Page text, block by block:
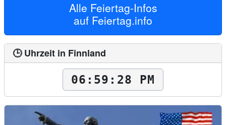
Alle Feiertag-Infos
auf Feiertag.info
🕒 Uhrzeit in Finnland
06:59:29 PM